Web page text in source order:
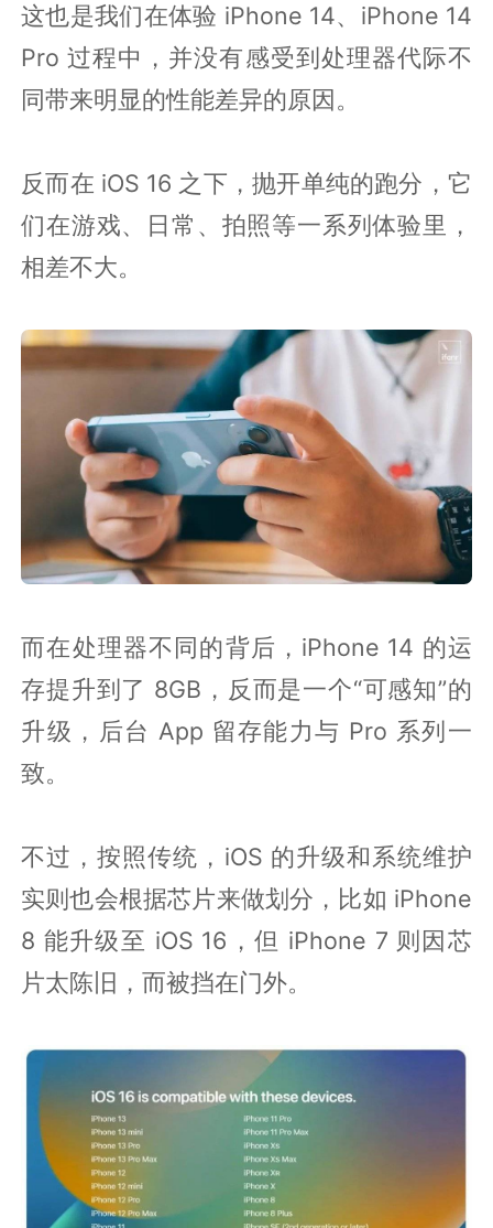
这也是我们在体验 iPhone 14、iPhone 14
Pro 过程中，并没有感受到处理器代际不
同带来明显的性能差异的原因。
反而在 iOS 16 之下，抛开单纯的跑分，它
们在游戏、日常、拍照等一系列体验里，
相差不大。
而在处理器不同的背后，iPhone 14 的运
存提升到了 8GB，反而是一个“可感知”的
升级，后台 App 留存能力与 Pro 系列一
致。
不过，按照传统，iOS 的升级和系统维护
实则也会根据芯片来做划分，比如 iPhone
8 能升级至 iOS 16，但 iPhone 7 则因芯
片太陈旧，而被挡在门外。